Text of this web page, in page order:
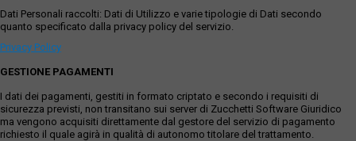
Dati Personali raccolti: Dati di Utilizzo e varie tipologie di Dati secondo
quanto specificato dalla privacy policy del servizio.
Privacy Policy
GESTIONE PAGAMENTI
I dati dei pagamenti, gestiti in formato criptato e secondo i requisiti di
sicurezza previsti, non transitano sui server di Zucchetti Software Giuridico
ma vengono acquisiti direttamente dal gestore del servizio di pagamento
richiesto il quale agirà in qualità di autonomo titolare del trattamento.